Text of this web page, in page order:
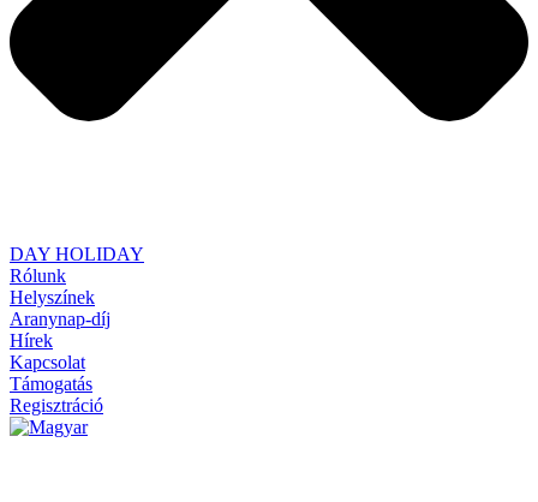
DAY HOLIDAY
Rólunk
Helyszínek
Aranynap-díj
Hírek
Kapcsolat
Támogatás
Regisztráció